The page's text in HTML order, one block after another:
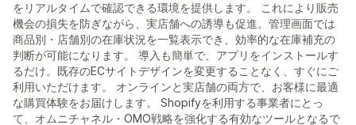
をリアルタイムで確認できる環境を提供します。 これにより販売
機会の損失を防ぎながら、実店舗への誘導も促進。管理画面では
商品別・店舗別の在庫状況を一覧表示でき、効率的な在庫補充の
判断が可能になります。 導入も簡単で、アプリをインストールす
るだけ。既存のECサイトデザインを変更することなく、すぐにご
利用いただけます。 オンラインと実店舗の両方で、お客様に最適
な購買体験をお届けします。 Shopifyを利用する事業者にとっ
て、オムニチャネル・OMO戦略を強化する有効なツールとなるで